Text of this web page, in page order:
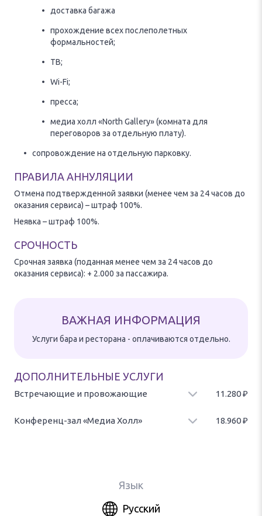
доставка багажа
прохождение всех послеполетных
формальностей;
ТВ;
Wi-Fi;
пресса;
медиа холл «North Gallery» (комната для
переговоров за отдельную плату).
сопровождение на отдельную парковку.
ПРАВИЛА АННУЛЯЦИИ
Отмена подтвержденной заявки (менее чем за 24 часов до
оказания сервиса) – штраф 100%.
Неявка – штраф 100%.
СРОЧНОСТЬ
Срочная заявка (поданная менее чем за 24 часов до
оказания сервиса): + 2.000 за пассажира.
ВАЖНАЯ ИНФОРМАЦИЯ
Услуги бара и ресторана - оплачиваются отдельно.
ДОПОЛНИТЕЛЬНЫЕ УСЛУГИ
Встречающие и провожающие 11.280₽
часов).
Конференц-зал «Медиа Холл» 18.960₽
Язык
Русский